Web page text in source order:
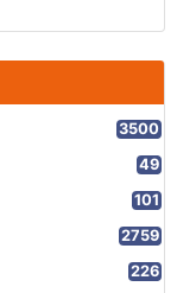
3500
49
101
2759
226